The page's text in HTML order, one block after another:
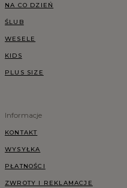
NA CO DZIEŃ
ŚLUB
WESELE
KIDS
PLUS SIZE
Informacje
KONTAKT
WYSYŁKA
PŁATNOŚCI
ZWROTY I REKLAMACJE